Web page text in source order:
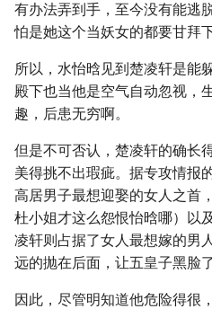
有办法弄到手，至今没有能逃
怕是她这个当妖女的都要甘拜下
所以，水怡晗见到楚凌轩是能
殿下也当他是空气自动忽视，
趣，后患无穷啊。
但是不可否认，楚凌轩的确长
美得挑不出瑕疵。据专攻情报
高居男子最想迎娶的女人之首
杜小姐才这么怨恨怡晗哪）以
凌轩则占据了女人最想嫁的男
远的抛在后面，让五皇子黑脸
因此，尽管明知道他危险得很